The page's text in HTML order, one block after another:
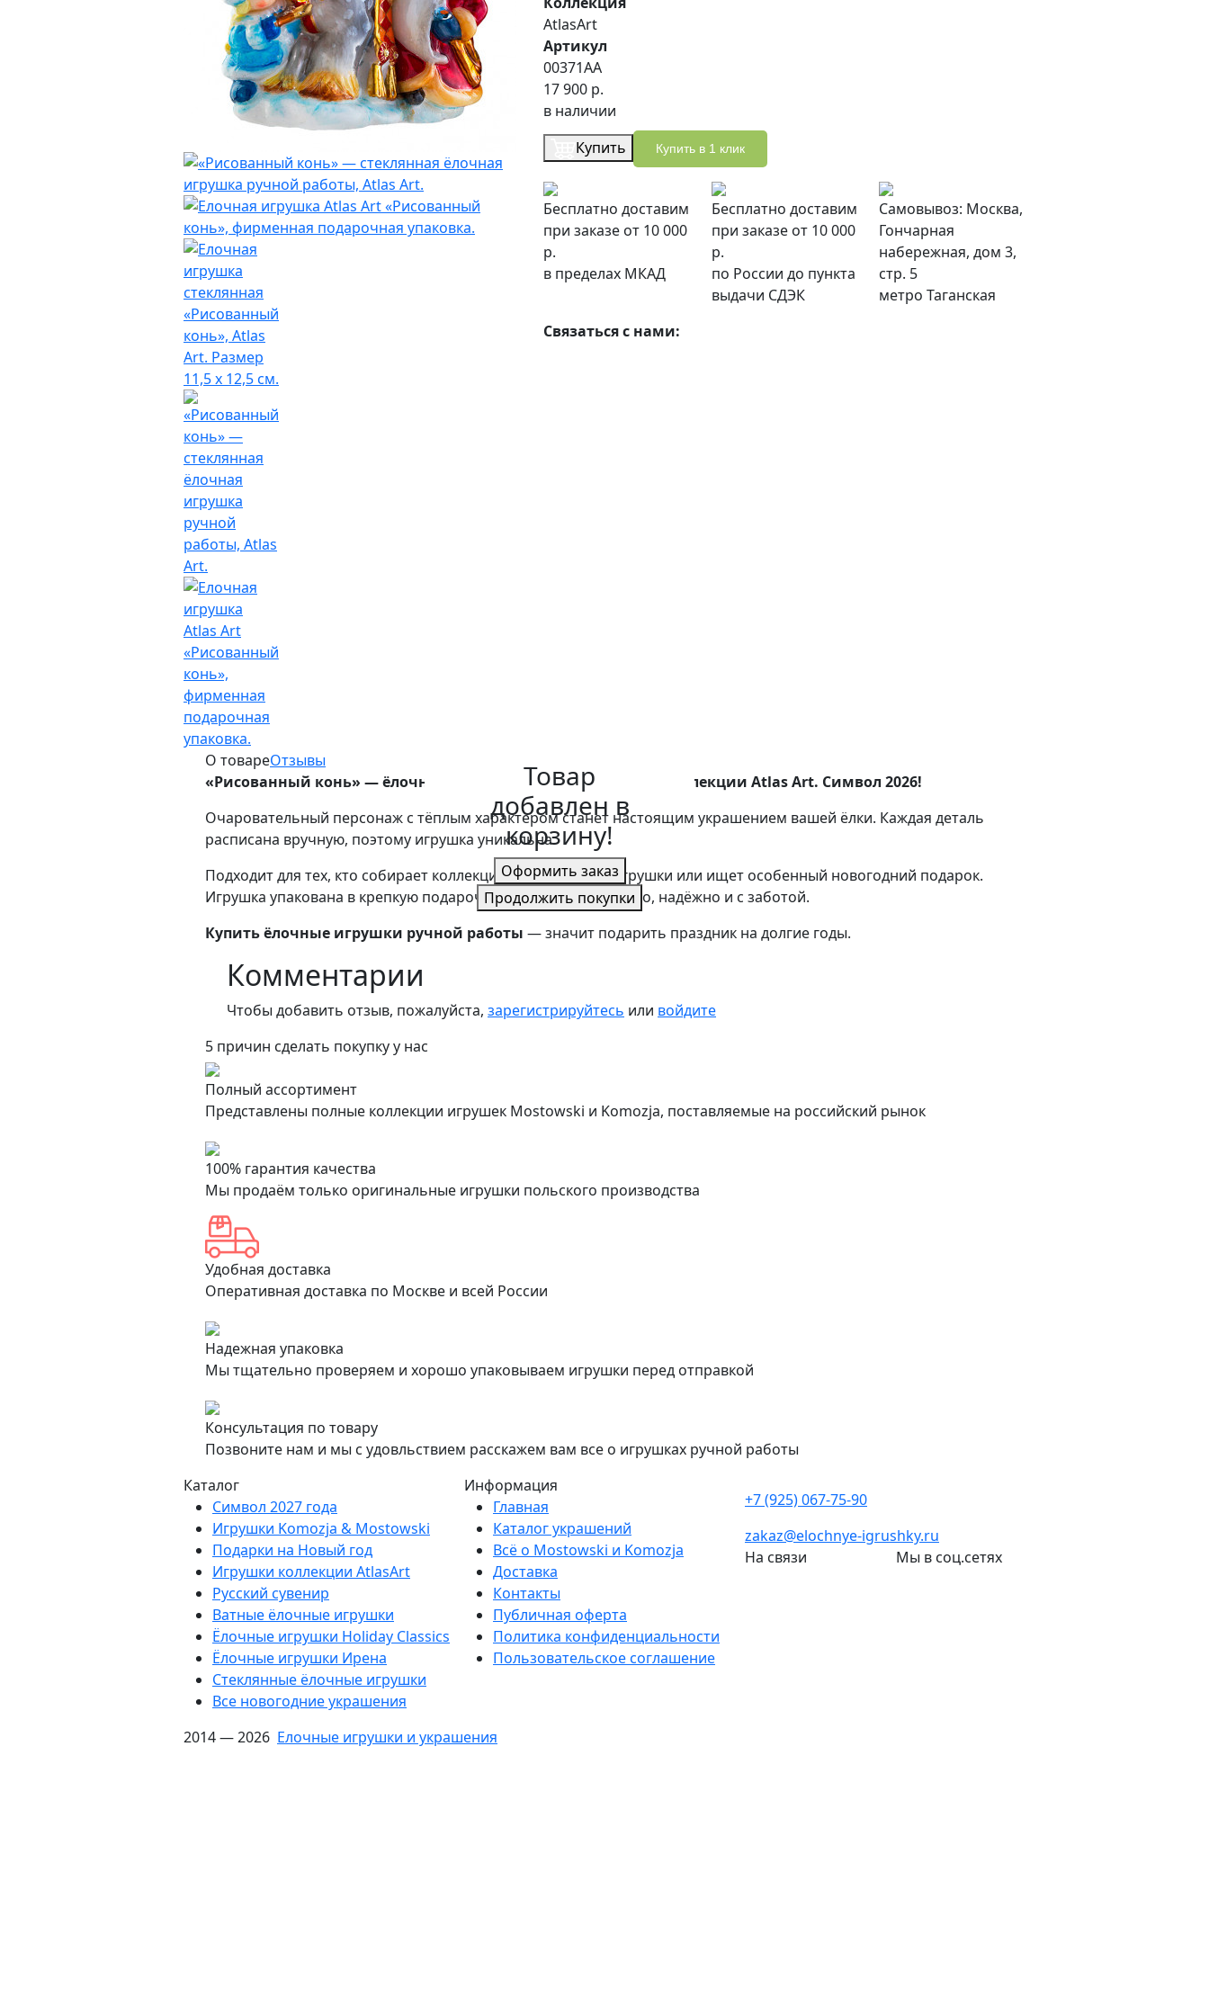
AtlasArt
Артикул
00371АА
17 900 р.
в наличии
Купить
Купить в 1 клик
Бесплатно доставим
при заказе от 10 000
р.
в пределах МКАД
Бесплатно доставим
при заказе от 10 000
р.
по России до пункта
выдачи СДЭК
Самовывоз: Москва,
Гончарная
набережная, дом 3,
стр. 5
метро Таганская
Связаться с нами:
О товареОтзывы
«Рисованный конь» — ёлочная игрушка ручной работы из коллекции Atlas Art. Символ 2026!
Очаровательный персонаж с тёплым характером станет настоящим украшением вашей ёлки. Каждая деталь
расписана вручную, поэтому игрушка уникальна.
Подходит для тех, кто собирает коллекционные ёлочные игрушки или ищет особенный новогодний подарок.
Игрушка упакована в крепкую подарочную коробку — красиво, надёжно и с заботой.
Купить ёлочные игрушки ручной работы — значит подарить праздник на долгие годы.
Комментарии
Чтобы добавить отзыв, пожалуйста, зарегистрируйтесь или войдите
5 причин сделать покупку у нас
Полный ассортимент
Представлены полные коллекции игрушек Mostowski и Komozja, поставляемые на российский рынок
100% гарантия качества
Мы продаём только оригинальные игрушки польского производства
Удобная доставка
Оперативная доставка по Москве и всей России
Надежная упаковка
Мы тщательно проверяем и хорошо упаковываем игрушки перед отправкой
Консультация по товару
Позвоните нам и мы с удовльствием расскажем вам все о игрушках ручной работы
Каталог
Символ 2027 года
Игрушки Komozja & Mostowski
Подарки на Новый год
Игрушки коллекции AtlasArt
Русский сувенир
Ватные ёлочные игрушки
Ёлочные игрушки Holiday Classics
Ëлочные игрушки Ирена
Стеклянные ёлочные игрушки
Все новогодние украшения
Информация
Главная
Каталог украшений
Всё о Mostowski и Komozja
Доставка
Контакты
Публичная оферта
Политика конфиденциальности
Пользовательское соглашение
+7 (925) 067-75-90
zakaz@elochnye-igrushky.ru
На связи
Мы в соц.сетях
2014 — 2026 Елочные игрушки и украшения
Товар
добавлен в
корзину!
Оформить заказ
Продолжить покупки